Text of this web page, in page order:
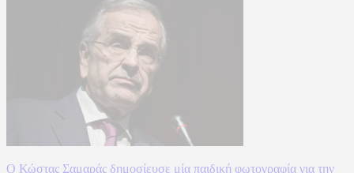
Ο Κώστας Σαμαράς δημοσίευσε μία παιδική φωτογραφία για την